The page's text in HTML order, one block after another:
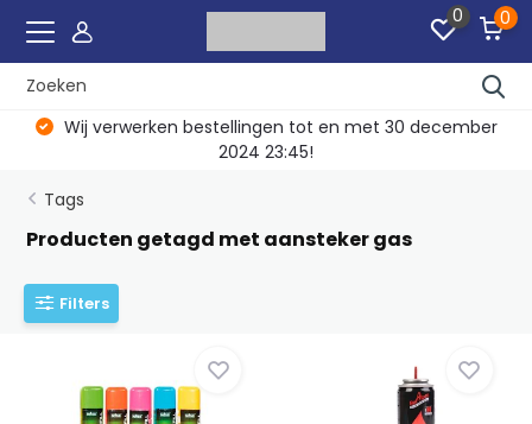
0 0
Wij verwerken bestellingen tot en met 30 december
2024 23:45!
Tags
Producten getagd met aansteker gas
Filters